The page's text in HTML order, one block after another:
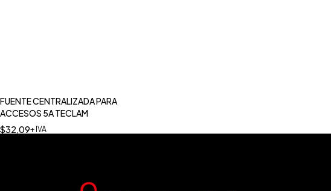
FUENTE CENTRALIZADA PARA
ACCESOS 5A TECLAM
$32,09+ IVA